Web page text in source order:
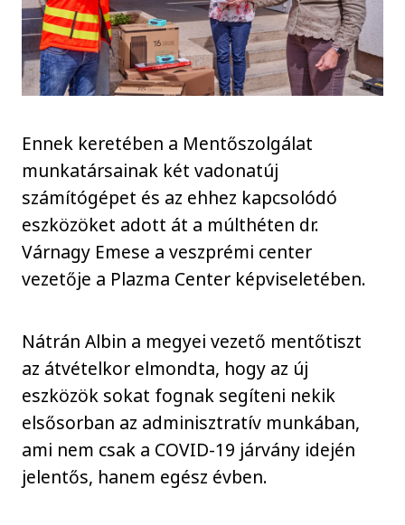
Ennek keretében a Mentőszolgálat
munkatársainak két vadonatúj
számítógépet és az ehhez kapcsolódó
eszközöket adott át a múlthéten dr.
Várnagy Emese a veszprémi center
vezetője a Plazma Center képviseletében.
Nátrán Albin a megyei vezető mentőtiszt
az átvételkor elmondta, hogy az új
eszközök sokat fognak segíteni nekik
elsősorban az adminisztratív munkában,
ami nem csak a COVID-19 járvány idején
jelentős, hanem egész évben.